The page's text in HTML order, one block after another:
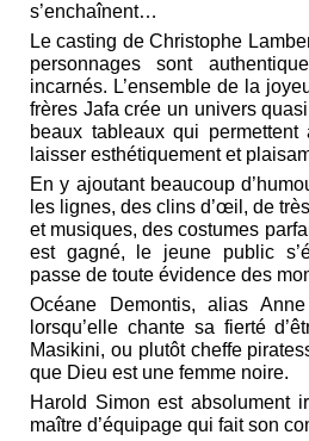
s’enchaînent…
Le casting de Christophe
personnages sont
incarnés. L’ensemble de la
frères Jafa crée un univers
beaux tableaux qui
laisser esthétiquement et
En y ajoutant beaucoup
les lignes, des clins d’œil, de
et musiques, des costumes
est gagné, le jeune public
passe de toute évidence des
Océane Demontis, alias
lorsqu’elle chante sa fierté
Masikini, ou plutôt cheffe
que Dieu est une femme noire.
Harold Simon est absolument
maître d’équipage qui fait son